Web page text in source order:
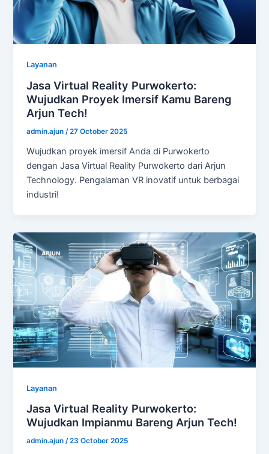
Layanan
Jasa Virtual Reality Purwokerto:
Wujudkan Proyek Imersif Kamu Bareng
Arjun Tech!
admin.ajun/27 October 2025
Wujudkan proyek imersif Anda di Purwokerto
dengan Jasa Virtual Reality Purwokerto dari Arjun
Technology. Pengalaman VR inovatif untuk berbagai
industri!
Layanan
Jasa Virtual Reality Purwokerto:
Wujudkan Impianmu Bareng Arjun Tech!
admin.ajun/23 October 2025